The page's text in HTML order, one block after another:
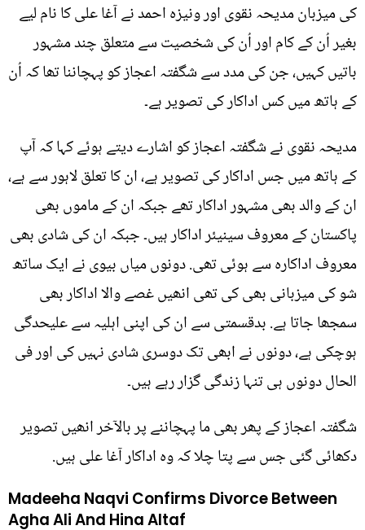
کی میزبان مدیحہ نقوی اور ونیزہ احمد نے آغا علی کا نام لیے
بغیر اُن کے کام اور اُن کی شخصیت سے متعلق چند مشہور
باتیں کہیں، جن کی مدد سے شگفتہ اعجاز کو پہچاننا تھا کہ اُن
کے ہاتھ میں کس اداکار کی تصویر ہے۔
مدیحہ نقوی نے شگفتہ اعجاز کو اشارے دیتے ہوئے کہا کہ آپ
کے ہاتھ میں جس اداکار کی تصویر ہے، ان کا تعلق لاہور سے ہے،
ان کے والد بھی مشہور اداکار تھے جبکہ ان کے ماموں بھی
پاکستان کے معروف سینیئر اداکار ہیں۔ جبکہ ان کی شادی بھی
معروف اداکارہ سے ہوئی تھی. دونوں میاں بیوی نے ایک ساتھ
شو کی میزبانی بھی کی تھی انھیں غصے والا اداکار بھی
سمجھا جاتا ہے. بدقسمتی سے ان کی اپنی اہلیہ سے علیحدگی
ہوچکی ہے، دونوں نے ابھی تک دوسری شادی نہیں کی اور فی
الحال دونوں ہی تنہا زندگی گزار رہے ہیں۔
شگفتہ اعجاز کے پھر بھی ما پہچاننے پر بالآخر انھیں تصویر
دکھائی گئی جس سے پتا چلا کہ وہ اداکار آغا علی ہیں.
Madeeha Naqvi Confirms Divorce Between
Agha Ali And Hina Altaf